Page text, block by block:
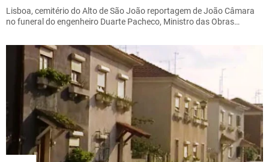
Lisboa, cemitério do Alto de São João reportagem de João Câmara
no funeral do engenheiro Duarte Pacheco, Ministro das Obras…